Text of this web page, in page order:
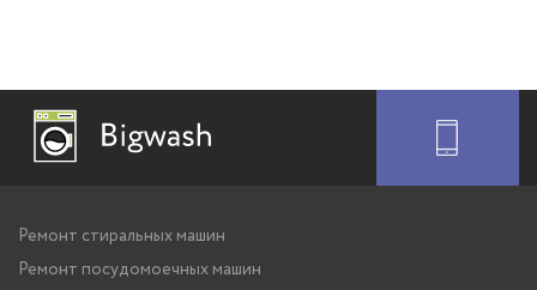
Ремонт стиральных машин
Ремонт посудомоечных машин